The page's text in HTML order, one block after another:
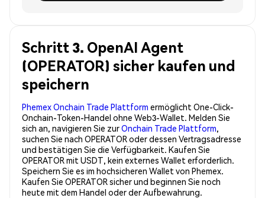
Schritt 3. OpenAI Agent
(OPERATOR) sicher kaufen und
speichern
Phemex Onchain Trade Plattform ermöglicht One-Click-
Onchain-Token-Handel ohne Web3-Wallet. Melden Sie
sich an, navigieren Sie zurOnchain Trade Plattform,
suchen Sie nach OPERATOR oder dessen Vertragsadresse
und bestätigen Sie die Verfügbarkeit. Kaufen Sie
OPERATOR mit USDT, kein externes Wallet erforderlich.
Speichern Sie es im hochsicheren Wallet von Phemex.
Kaufen Sie OPERATOR sicher und beginnen Sie noch
heute mit dem Handel oder der Aufbewahrung.